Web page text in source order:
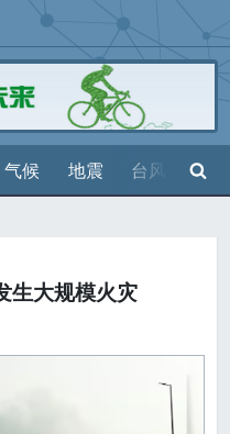
气候 地震 台风 天气
搜索
生大规模火灾